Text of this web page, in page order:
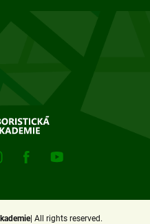
FacebookYoutube
All rights reserved.